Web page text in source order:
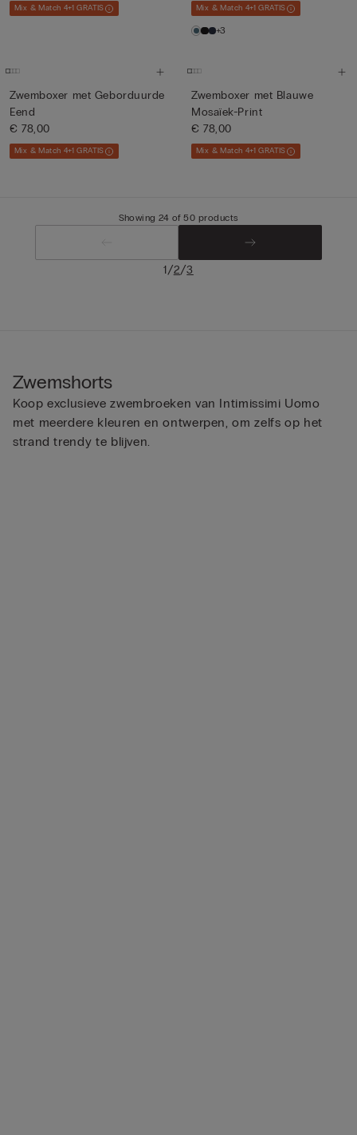
Mix & Match 4+1 GRATIS Mix & Match 4+1 GRATIS
+3
Zwemboxer met Geborduurde
Eend
€ 78,00
Mix & Match 4+1 GRATIS
Zwemboxer met Blauwe
Mosaïek-Print
€ 78,00
Mix & Match 4+1 GRATIS
Showing 24 of 50 products
1/2/3
Zwemshorts
Koop exclusieve zwembroeken van Intimissimi Uomo
met meerdere kleuren en ontwerpen, om zelfs op het
strand trendy te blijven.